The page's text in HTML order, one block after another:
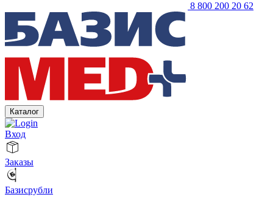
8 800 200 20 62
Каталог
Вход
Заказы
Базисрубли